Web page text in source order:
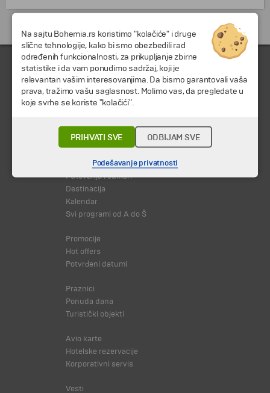
© 2026 TA BOHEMIA TRAVEL DOO.Sva prava zadržava.
Putovanja i odmori
Destinacija
Kalendar
Svi programi od A do Š
Promocije
Hot offers
Potvrđeni datumi
Praznici
Ponuda dana
Turistički objekti
Avio karte
Hotelske rezervacije
Korporativni servis
Vesti
Na sajtu Bohemia.rs koristimo "kolačiće" i druge
slične tehnologije, kako bi smo obezbedili rad
određenih funkcionalnosti, za prikupljanje zbirne
statistike i da vam ponudimo sadržaj, koji je
relevantan vašim interesovanjima. Da bismo garantovali vaša
prava, tražimo vašu saglasnost. Molimo vas, da pregledate u
koje svrhe se koriste "kolačići".
PRIHVATI SVE ODBIJAM SVE
Podešavanje privatnosti